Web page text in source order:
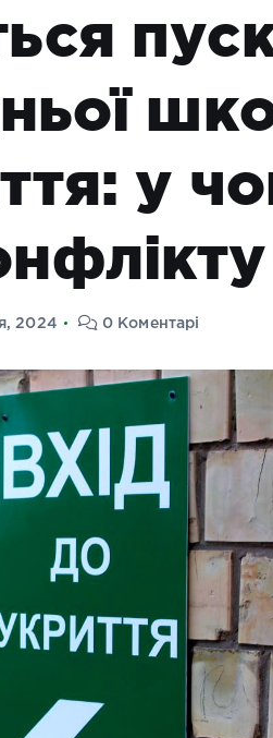
у
2024 0 Коментарі